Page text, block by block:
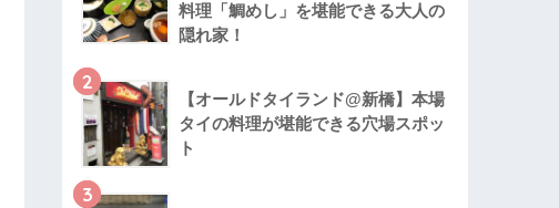
料理「鯛めし」を堪能できる大人の
隠れ家！
2
【オールドタイランド@新橋】本場
タイの料理が堪能できる穴場スポッ
ト
3